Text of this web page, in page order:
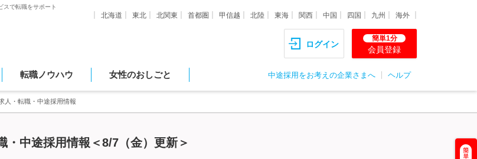
スで転職をサポート
北海道 東北 北関東 首都圏 甲信越 北陸 東海 関西 中国 四国 九州 海外
ログイン
簡単1分
会員登録
転職ノウハウ 女性のおしごと 中途採用をお考えの企業さまへ ヘルプ
人・転職・中途採用情報
中途採用情報＜8/7（金）更新＞